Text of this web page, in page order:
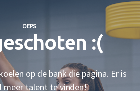
OEPS
:(
op de bank die pagina. Er is
meer talent te vinden!